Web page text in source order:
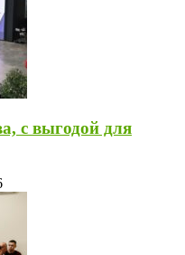
с выгодой для